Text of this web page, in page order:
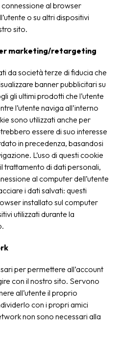
al browser
o su altri dispositivi
sito.
marketing/retargeting
da società terze di fiducia che
banner pubblicitari su
gli ultimi prodotti che l’utente
l’utente naviga all’interno
sono utilizzati anche per
essere di suo interesse
in precedenza, basandosi
L’uso di questi cookie
trattamento di dati personali,
al computer dell’utente
i dati salvati: questi
installato sul computer
utilizzati durante la
per permettere all’account
con il nostro sito. Servono
all’utente il proprio
con i propri amici
non sono necessari alla